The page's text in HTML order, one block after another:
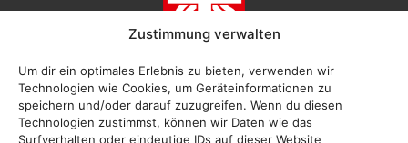
Zustimmung verwalten
Um dir ein optimales Erlebnis zu bieten, verwenden wir
Technologien wie Cookies, um Geräteinformationen zu
speichern und/oder darauf zuzugreifen. Wenn du diesen
Technologien zustimmst, können wir Daten wie das
Surfverhalten oder eindeutige IDs auf dieser Website